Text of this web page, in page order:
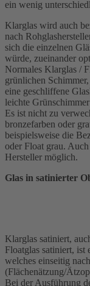
ein wenig
Klarglas wird auch
nach
sich die einzelnen
würde, zueinander
Normales Klarglas /
grünlichen
eine geschliffene
leichte
Es ist nicht zu
bronzefarben oder
beispielsweise die
oder Float grau.
Hersteller möglich.
Glas in satinierter
Klarglas satiniert,
Floatglas satiniert, ist
welches einseitig
(Flächenätzung/
Bei der Ausführung